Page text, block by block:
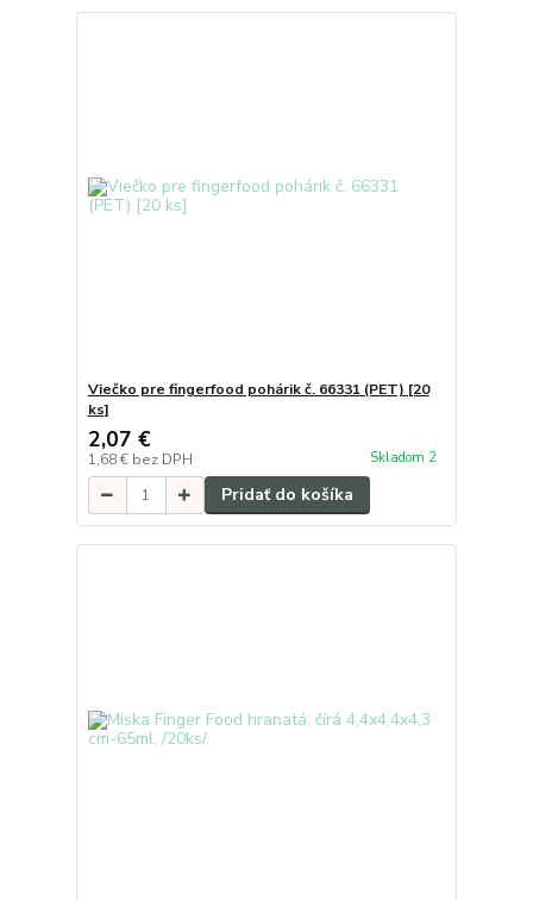
Viečko pre fingerfood pohárik č. 66331 (PET) [20
ks]
2,07 €
1,68 € bez DPH Skladom 2
Pridať do košíka